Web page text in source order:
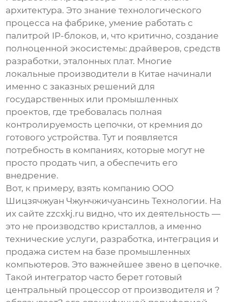
архитектура. Это знание технологического
процесса на фабрике, умение работать с
палитрой IP-блоков, и, что критично, создание
полноценной экосистемы: драйверов, средств
разработки, эталонных плат. Многие
локальные производители в Китае начинали
именно с заказных решений для
государственных или промышленных
проектов, где требовалась полная
контролируемость цепочки, от кремния до
готового устройства. Тут и появляется
потребность в компаниях, которые могут не
просто продать чип, а обеспечить его
внедрение.
Вот, к примеру, взять компанию ООО
Шицзячжуан Чжунчжичуансинь Технологии. На
их сайтеzzcxkj.ru видно, что их деятельность —
это не производство кристаллов, а именно
технические услуги, разработка, интеграция и
продажа систем на базе промышленных
компьютеров. Это важнейшее звено в цепочке.
Такой интегратор часто берет готовый
центральный процессор от производителя и ?